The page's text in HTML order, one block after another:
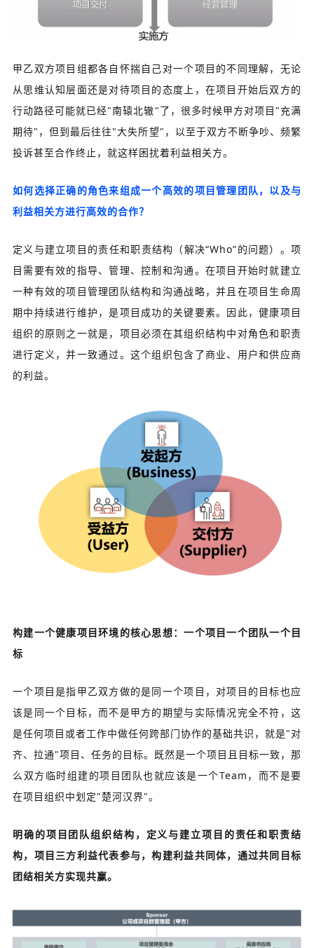
甲乙双方项目组都各自怀揣自己对一个项目的不同理解，无论
从思维认知层面还是对待项目的态度上，在项目开始后双方的
行动路径可能就已经"南辕北辙"了，很多时候甲方对项目"充满
期待"，但到最后往往"大失所望"，以至于双方不断争吵、频繁
投诉甚至合作终止，就这样困扰着利益相关方。
如何选择正确的角色来组成一个高效的项目管理团队，以及与
利益相关方进行高效的合作？
定义与建立项目的责任和职责结构（解决“Who”的问题）。项
目需要有效的指导、管理、控制和沟通。在项目开始时就建立
一种有效的项目管理团队结构和沟通战略，并且在项目生命周
期中持续进行维护，是项目成功的关键要素。因此，健康项目
组织的原则之一就是，项目必须在其组织结构中对角色和职责
进行定义，并一致通过。这个组织包含了商业、用户和供应商
的利益。
构建一个健康项目环境的核心思想：一个项目一个团队一个目
标
一个项目是指甲乙双方做的是同一个项目，对项目的目标也应
该是同一个目标，而不是甲方的期望与实际情况完全不符，这
是任何项目或者工作中做任何跨部门协作的基础共识，就是"对
齐、拉通"项目、任务的目标。既然是一个项目且目标一致，那
么双方临时组建的项目团队也就应该是一个Team，而不是要
在项目组织中划定"楚河汉界"。
明确的项目团队组织结构，定义与建立项目的责任和职责结
构，项目三方利益代表参与，构建利益共同体，通过共同目标
团结相关方实现共赢。